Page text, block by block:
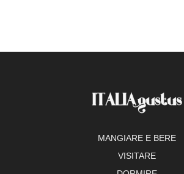
MANGIARE E BERE
VISITARE